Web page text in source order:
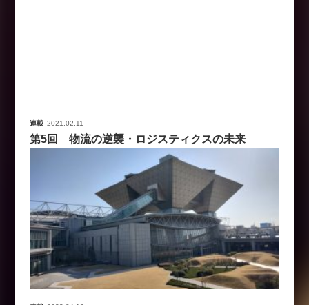
連載 2021.02.11
第5回 物流の逆襲・ロジスティクスの未来